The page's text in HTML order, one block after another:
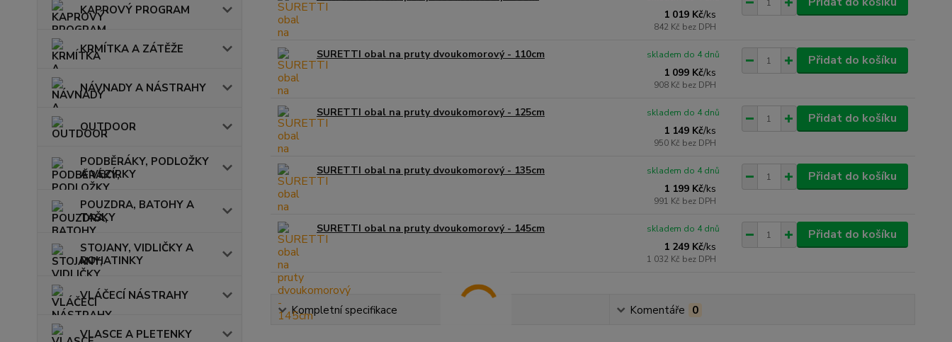
KAPROVÝ PROGRAM
KRMÍTKA A ZÁTĚŽE
NÁVNADY A NÁSTRAHY
OUTDOOR
PODBĚRÁKY, PODLOŽKY
A VEZÍRKY
POUZDRA, BATOHY A
TAŠKY
STOJANY, VIDLIČKY A
ROHATINKY
VLÁČECÍ NÁSTRAHY
VLASCE A PLETENKY
1 019 Kč/ks
842 Kč bez DPH
SURETTI obal na pruty dvoukomorový - 110cm
1 099 Kč/ks
908 Kč bez DPH
skladem do 4 dnů Přidat do košíku
SURETTI obal na pruty dvoukomorový - 125cm
1 149 Kč/ks
950 Kč bez DPH
skladem do 4 dnů Přidat do košíku
SURETTI obal na pruty dvoukomorový - 135cm
1 199 Kč/ks
991 Kč bez DPH
skladem do 4 dnů Přidat do košíku
SURETTI obal na pruty dvoukomorový - 145cm
1 249 Kč/ks
1 032 Kč bez DPH
skladem do 4 dnů Přidat do košíku
Kompletní specifikace Komentáře 0